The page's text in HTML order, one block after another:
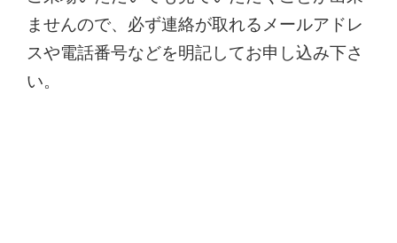
ませんので、必ず連絡が取れるメールアドレ
スや電話番号などを明記してお申し込み下さ
い。